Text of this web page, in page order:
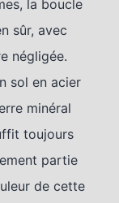
la boucle
sûr, avec
négligée.
sol en acier
minéral
toujours
partie
de cette